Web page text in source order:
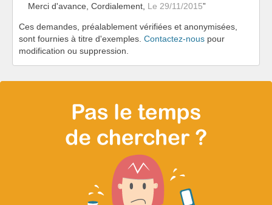
Merci d'avance, Cordialement, Le 29/11/2015
Ces demandes, préalablement vérifiées et anonymisées,
sont fournies à titre d'exemples. Contactez-nous pour
modification ou suppression.